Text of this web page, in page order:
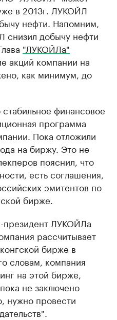
в 2013г. ЛУКОЙЛ
нефти. Напомним,
снизил добычу нефти
"ЛУКОЙЛа"
акций компании на
как минимум, до
финансовое
программа
Пока отложили
на биржу. Это не
пояснил, что
есть соглашения,
эмитентов по
бирже.
президент ЛУКОЙЛа
рассчитывает
бирже в
словам, компания
на этой бирже,
не заключено
нужно провести